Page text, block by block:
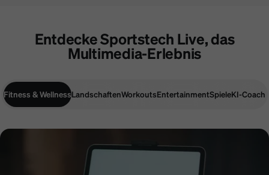
Entdecke Sportstech Live, das
Multimedia-Erlebnis
Fitness & WellnessLandschaftenWorkoutsEntertainmentSpieleKI-Coach
Fitness & Wellness